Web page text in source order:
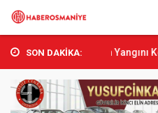
SON DAKİKA:
Orman Yangını Kontrol Altına